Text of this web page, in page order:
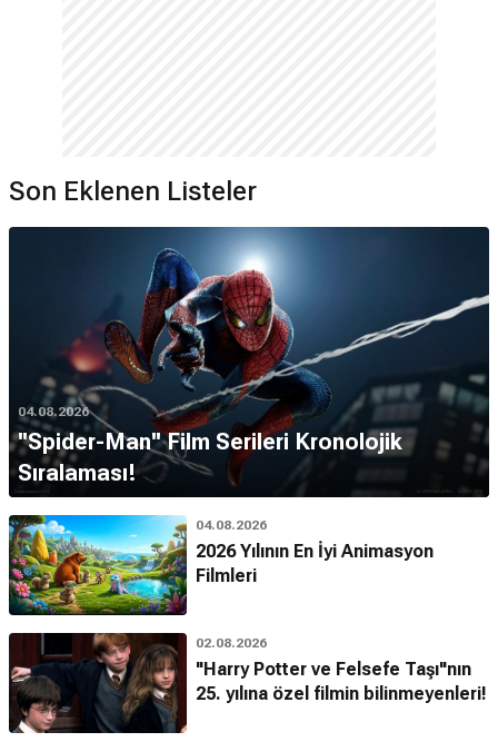
Son Eklenen Listeler
04.08.2026
''Spider-Man'' Film Serileri Kronolojik
Sıralaması!
04.08.2026
2026 Yılının En İyi Animasyon
Filmleri
02.08.2026
"Harry Potter ve Felsefe Taşı"nın
25. yılına özel filmin bilinmeyenleri!